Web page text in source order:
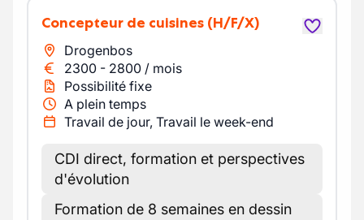
Concepteur de cuisines (H/F/X)
Drogenbos
2300 - 2800 / mois
Possibilité fixe
A plein temps
Travail de jour, Travail le week-end
CDI direct, formation et perspectives
d'évolution
Formation de 8 semaines en dessin